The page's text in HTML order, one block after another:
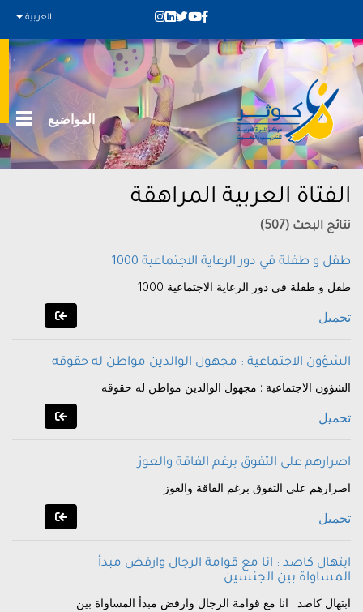
العربية
المواضيع
الفتاة العربية المراهقة
نتائج البحث (507)
1000 طفل و طفلة في دور الرعاية الاجتماعية
1000 طفل و طفلة في دور الرعاية الاجتماعية
تحميل
الشؤون الاجتماعية : مجهول الوالدين مواطن له حقوقه
الشؤون الاجتماعية : مجهول الوالدين مواطن له حقوقه
تحميل
اصرارهم على التفوق برغم الفاقة والعوز
اصرارهم على التفوق برغم الفاقة والعوز
تحميل
ابتهال كاصد : انا مع قوامة الرجال وارفض مبدأ
المساواة بين الجنسين
ابتهال كاصد : انا مع قوامة الرجال وارفض مبدأ المساواة بين